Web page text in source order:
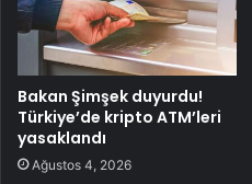
Bakan Şimşek duyurdu!
Türkiye’de kripto ATM’leri
yasaklandı
Ağustos 4, 2026